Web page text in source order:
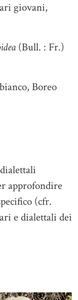
giovani,
(Bull. : Fr.)
Boreo
approfondire
(cfr.
e dialettali dei